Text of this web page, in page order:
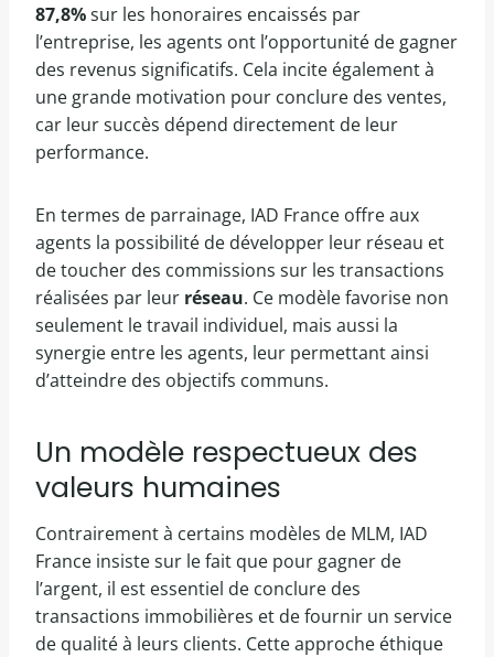
87,8%sur les honoraires encaissés par
l’entreprise, les agents ont l’opportunité de gagner
des revenus significatifs. Cela incite également à
une grande motivation pour conclure des ventes,
car leur succès dépend directement de leur
performance.
En termes de parrainage, IAD France offre aux
agents la possibilité de développer leur réseau et
de toucher des commissions sur les transactions
réalisées par leur réseau. Ce modèle favorise non
seulement le travail individuel, mais aussi la
synergie entre les agents, leur permettant ainsi
d’atteindre des objectifs communs.
Un modèle respectueux des
valeurs humaines
Contrairement à certains modèles de MLM, IAD
France insiste sur le fait que pour gagner de
l’argent, il est essentiel de conclure des
transactions immobilières et de fournir un service
de qualité à leurs clients. Cette approche éthique